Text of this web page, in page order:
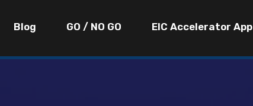
EIC Accelerator App
GO / NO GO
Blog